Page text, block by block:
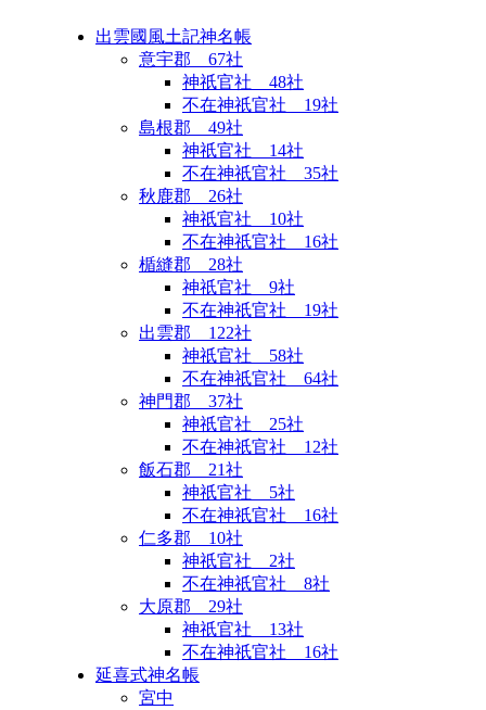
出雲國風土記神名帳
意宇郡 67社
神祇官社 48社
不在神祇官社 19社
島根郡 49社
神祇官社 14社
不在神祇官社 35社
秋鹿郡 26社
神祇官社 10社
不在神祇官社 16社
楯縫郡 28社
神祇官社 9社
不在神祇官社 19社
出雲郡 122社
神祇官社 58社
不在神祇官社 64社
神門郡 37社
神祇官社 25社
不在神祇官社 12社
飯石郡 21社
神祇官社 5社
不在神祇官社 16社
仁多郡 10社
神祇官社 2社
不在神祇官社 8社
大原郡 29社
神祇官社 13社
不在神祇官社 16社
延喜式神名帳
宮中